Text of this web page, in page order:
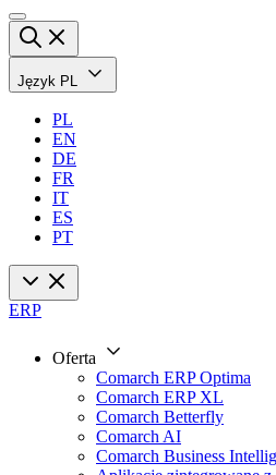
Język PL
PL
EN
DE
FR
IT
ES
PT
ERP
Oferta
Comarch ERP Optima
Comarch ERP XL
Comarch Betterfly
Comarch AI
Comarch Business